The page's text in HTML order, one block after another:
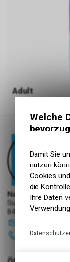
Adult
NaturNah GmbH
Sunnehofstrasse 7
8493 Saland
052 386 31 76
Welche
Damit Sie
nutzen
Cookies
die
Ihre Daten